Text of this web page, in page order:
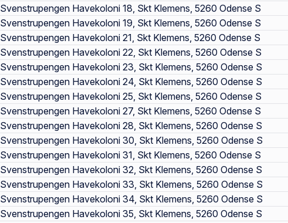
Svenstrupengen Havekoloni 18, Skt Klemens, 5260 Odense S
Svenstrupengen Havekoloni 19, Skt Klemens, 5260 Odense S
Svenstrupengen Havekoloni 21, Skt Klemens, 5260 Odense S
Svenstrupengen Havekoloni 22, Skt Klemens, 5260 Odense S
Svenstrupengen Havekoloni 23, Skt Klemens, 5260 Odense S
Svenstrupengen Havekoloni 24, Skt Klemens, 5260 Odense S
Svenstrupengen Havekoloni 25, Skt Klemens, 5260 Odense S
Svenstrupengen Havekoloni 27, Skt Klemens, 5260 Odense S
Svenstrupengen Havekoloni 28, Skt Klemens, 5260 Odense S
Svenstrupengen Havekoloni 30, Skt Klemens, 5260 Odense S
Svenstrupengen Havekoloni 31, Skt Klemens, 5260 Odense S
Svenstrupengen Havekoloni 32, Skt Klemens, 5260 Odense S
Svenstrupengen Havekoloni 33, Skt Klemens, 5260 Odense S
Svenstrupengen Havekoloni 34, Skt Klemens, 5260 Odense S
Svenstrupengen Havekoloni 35, Skt Klemens, 5260 Odense S